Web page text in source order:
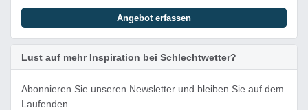
Angebot erfassen
Lust auf mehr Inspiration bei Schlechtwetter?
Abonnieren Sie unseren Newsletter und bleiben Sie auf dem
Laufenden.